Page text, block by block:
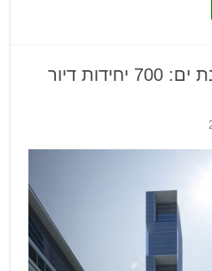
התחדשות עירונית בבת ים: 700 יחידות דיור